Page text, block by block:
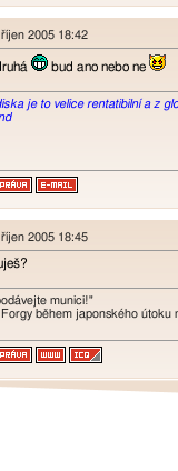
2005 18:42
bud ano nebo ne
je to velice rentatibilní a z
2005 18:45
munici!"
Forgy během japonského útoku